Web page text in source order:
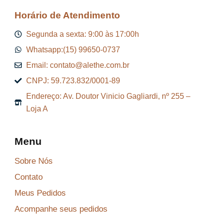
Horário de Atendimento
Segunda a sexta: 9:00 às 17:00h
Whatsapp:(15) 99650-0737
Email: contato@alethe.com.br
CNPJ: 59.723.832/0001-89
Endereço: Av. Doutor Vinicio Gagliardi, nº 255 –
Loja A
Menu
Sobre Nós
Contato
Meus Pedidos
Acompanhe seus pedidos